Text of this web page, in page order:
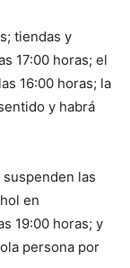
tiendas y
17:00 horas; el
16:00 horas; la
y habrá
las
en
19:00 horas; y
persona por